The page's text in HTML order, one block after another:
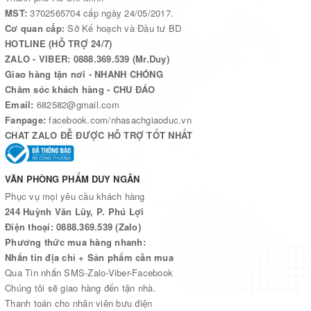
MST:3702565704 cấp ngày 24/05/2017.
Cơ quan cấp:Sở Kế hoạch và Đầu tư BD
HOTLINE (HỖ TRỢ 24/7)
ZALO - VIBER: 0888.369.539 (Mr.Duy)
Giao hàng tận nơi - NHANH CHÓNG
Chăm sóc khách hàng - CHU ĐÁO
Email: 682582@gmail.com
Fanpage:facebook.com/nhasachgiaoduc.vn
CHAT ZALO ĐỄ ĐƯỢC HỖ TRỢ TỐT NHẤT
VĂN PHÒNG PHẨM DUY NGÂN
Phục vụ mọi yêu cầu khách hàng
244 Huỳnh Văn Lũy, P. Phú Lợi
Điện thoại: 0888.369.539 (Zalo)
Phương thức mua hàng nhanh:
Nhắn tin địa chỉ + Sản phẩm cần mua
Qua Tin nhắn SMS-Zalo-Viber-Facebook
Chúng tôi sẽ giao hàng đến tận nhà.
Thanh toán cho nhân viên bưu điện